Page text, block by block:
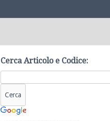
Cerca Articolo e Codice: